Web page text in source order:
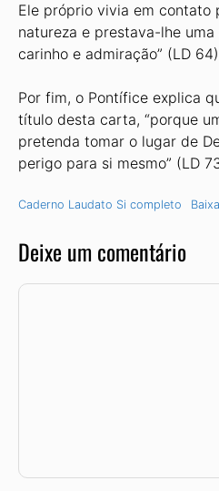
Ele próprio vivia em contato
natureza e prestava-lhe
carinho e admiração” (LD
Por fim, o Pontífice explica
título desta carta, “porque
pretenda tomar o lugar de
perigo para si mesmo” (LD
Caderno Laudato Si completo
Deixe um comentário
Comentário